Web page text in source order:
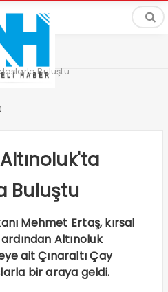
Buluştu
Buluştu
Mehmet Ertaş, kırsal
Altınoluk
ait Çınaraltı Çay
bir araya geldi.